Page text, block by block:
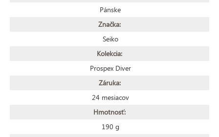
Pánske
Značka:
Seiko
Kolekcia:
Prospex Diver
Záruka:
24 mesiacov
Hmotnosť:
190 g